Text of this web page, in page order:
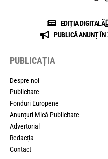
EDIȚIA DIGITALĂ
PUBLICĂ ANUNȚ ÎN
PUBLICAȚIA
Despre noi
Publicitate
Fonduri Europene
Anunțuri Mică Publicitate
Advertorial
Redacția
Contact